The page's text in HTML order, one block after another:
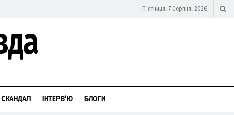
П’ятниця, 7 Серпня, 2026
СКАНДАЛ ІНТЕРВ’Ю БЛОГИ